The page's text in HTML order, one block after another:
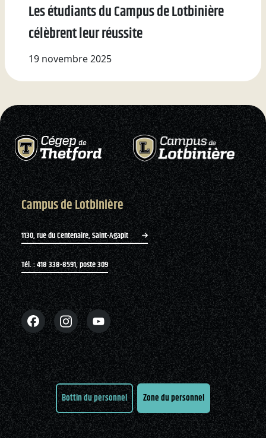
Les étudiants du Campus de Lotbinière
célèbrent leur réussite
19 novembre 2025
Campus de Lotbinière
1130, rue du Centenaire, Saint-Agapit
Tél. : 418 338-8591, poste 309
Bottin du personnel Zone du personnel